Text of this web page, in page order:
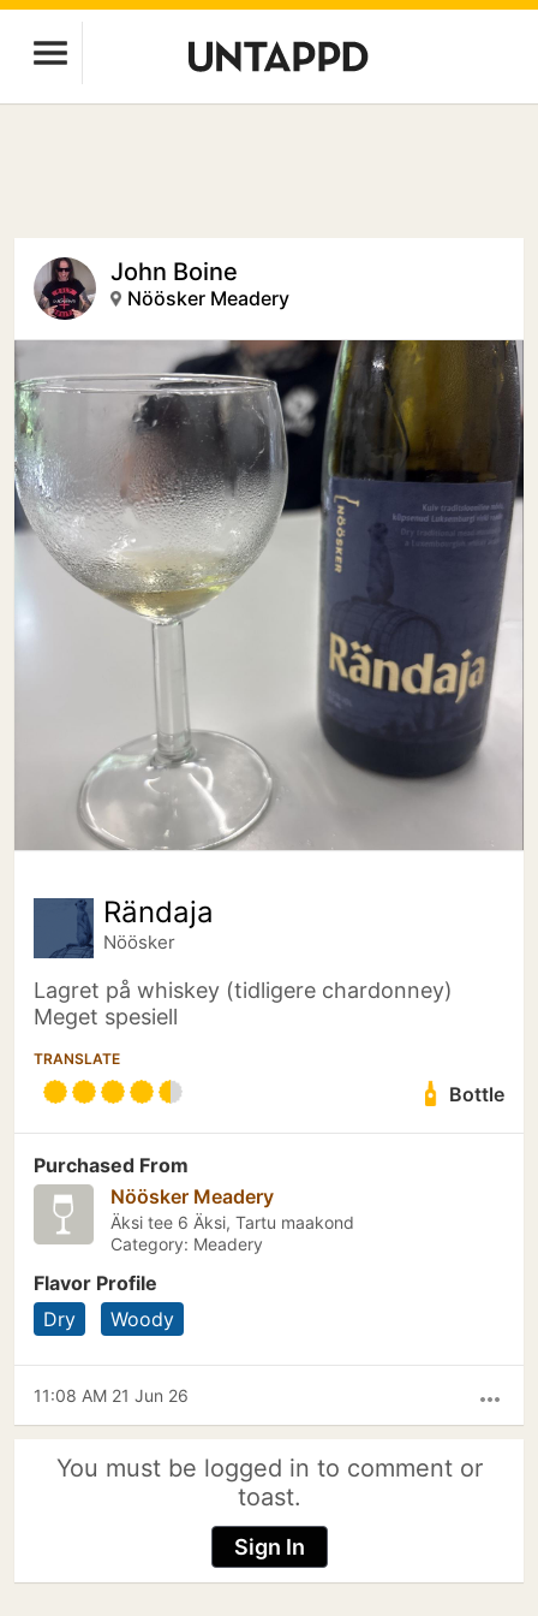
John Boine
Nöösker Meadery
Rändaja
Nöösker
Lagret på whiskey (tidligere chardonney)
Meget spesiell
TRANSLATE
Bottle
Purchased From
Nöösker Meadery
Äksi tee 6 Äksi, Tartu maakond
Category: Meadery
Flavor Profile
Dry
Woody
more_horiz
11:08 AM 21 Jun 26
You must be logged in to comment or
toast.
Sign In